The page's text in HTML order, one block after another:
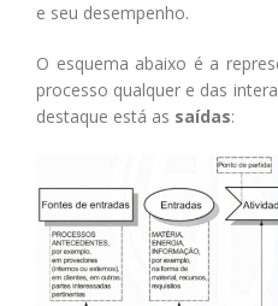
e seu desempenho.
O esquema abaixo é a
processo qualquer e das
destaque está as saídas: